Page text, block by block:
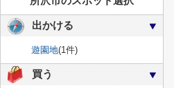
出かける
遊園地(1件)
買う